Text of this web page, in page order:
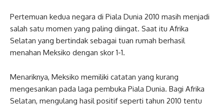
Pertemuan kedua negara di Piala Dunia 2010 masih menjadi
salah satu momen yang paling diingat. Saat itu Afrika
Selatan yang bertindak sebagai tuan rumah berhasil
menahan Meksiko dengan skor 1-1.
Menariknya, Meksiko memiliki catatan yang kurang
mengesankan pada laga pembuka Piala Dunia. Bagi Afrika
Selatan, mengulang hasil positif seperti tahun 2010 tentu